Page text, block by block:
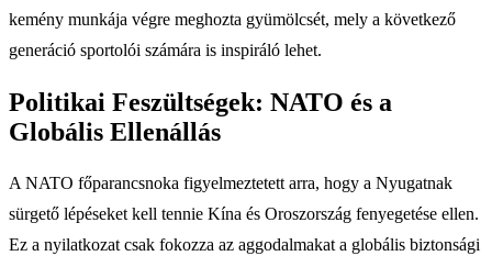
kemény munkája végre meghozta gyümölcsét, mely a következő
generáció sportolói számára is inspiráló lehet.
Politikai Feszültségek: NATO és a
Globális Ellenállás
A NATO főparancsnoka figyelmeztetett arra, hogy a Nyugatnak
sürgető lépéseket kell tennie Kína és Oroszország fenyegetése ellen.
Ez a nyilatkozat csak fokozza az aggodalmakat a globális biztonsági